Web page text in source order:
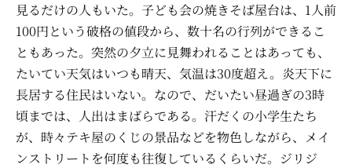
見るだけの人もいた。子ども会の焼きそば屋台は、1人前
100円という破格の値段から、数十名の行列ができるこ
ともあった。突然の夕立に見舞われることはあっても、
たいてい天気はいつも晴天、気温は30度超え。炎天下に
長居する住民はいない。なので、だいたい昼過ぎの3時
頃までは、人出はまばらである。汗だくの小学生たち
が、時々テキ屋のくじの景品などを物色しながら、メイ
ンストリートを何度も往復しているくらいだ。ジリジ